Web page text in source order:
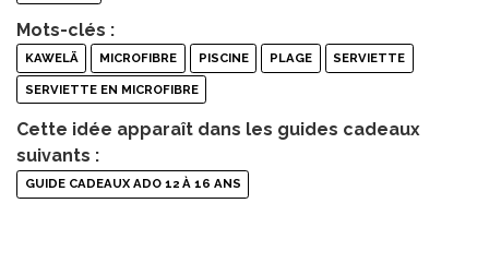
Mots-clés :
KAWELÄ MICROFIBRE PISCINE PLAGE SERVIETTE
SERVIETTE EN MICROFIBRE
Cette idée apparaît dans les guides cadeaux
suivants :
GUIDE CADEAUX ADO 12 À 16 ANS